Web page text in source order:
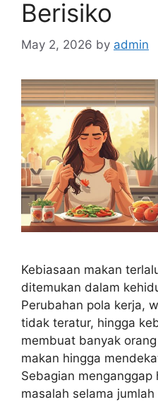
Berisiko
May 2, 2026 by admin
Kebiasaan makan
ditemukan dalam
Perubahan pola kerja,
tidak teratur, hingga
membuat banyak
makan hingga
Sebagian
masalah selama